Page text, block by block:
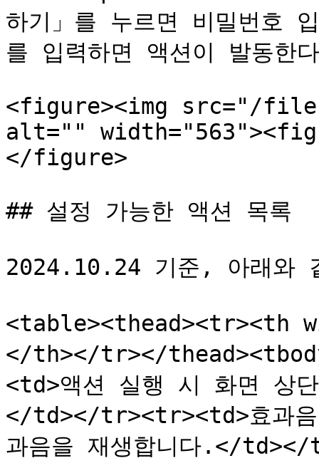
하기」를 누르면 비밀번호
를 입력하면 액션이 발동
<figure><img src="/files/
alt=""
</figure>
## 설정 가능한 액션 목록
2024.10.24 기준, 아래와
<table><thead><tr><th
</th></tr></
<td>액션 실행 시 화면 상
</td></tr><tr><td>효과
과음을 재생합니다.</